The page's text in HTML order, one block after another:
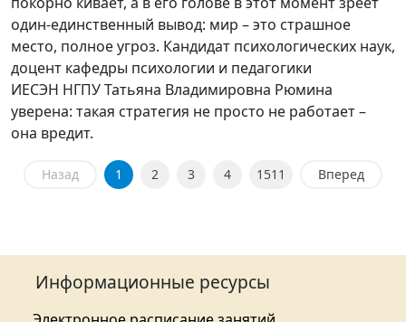
один-единственный вывод: мир – это страшное
место, полное угроз. Кандидат психологических наук,
доцент кафедры психологии и педагогики
ИЕСЭН НГПУ Татьяна Владимировна Рюмина
уверена: такая стратегия не просто не работает –
она вредит.
Назад 1 2 3 4 1511 Вперед
Информационные ресурсы